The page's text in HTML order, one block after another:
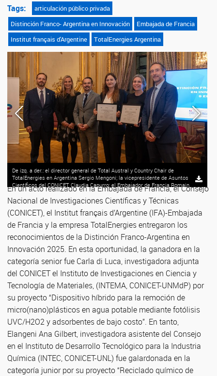
Tags:
articulación público privada
Distinción Franco- Argentina en Innovación
Embajada de Francia
Institut français d'Argentine
TotalEnergies Argentina
De izq. a der.: el director general de Total Austral y Country Chair de
TotalEnergies en Argentina Sergio Mengoni; la vicepresidente de Asuntos
Científicos del CONICET Claudia Capurro; el Embajador de Francia Romain
Nadal; la ganadora en la categoría senior Carla di Luca; la ganadora de la
categoría junior Elangeni Ana Gilbert y el el Consejero de Cooperación y de
Acción Cultural de la Embajada de Francia en Argentina, Frédéric Depetris.
En un acto realizado en la Embajada de Francia, el Consejo
Nacional de Investigaciones Científicas y Técnicas
(CONICET), el Institut français d’Argentine (IFA)-Embajada
de Francia y la empresa TotalEnergies entregaron los
reconocimientos de la Distinción Franco-Argentina en
Innovación 2025. En esta oportunidad, la ganadora en la
categoría senior fue Carla di Luca, investigadora adjunta
del CONICET el Instituto de Investigaciones en Ciencia y
Tecnología de Materiales, (INTEMA, CONICET-UNMdP) por
su proyecto “Dispositivo híbrido para la remoción de
micro(nano)plásticos en agua potable mediante fotólisis
UVC/H2O2 y adsorbentes de bajo costo”. En tanto,
Elangeni Ana Gilbert, investigadora asistente del Consejo
en el Instituto de Desarrollo Tecnológico para la Industria
Química (INTEC, CONICET-UNL) fue galardonada en la
categoría junior por su proyecto “Reciclado químico de